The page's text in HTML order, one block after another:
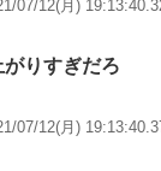
07/12(月)
りすぎだろ
07/12(月)